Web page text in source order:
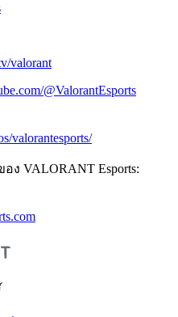
valorant
@ValorantEsports
valorantesports/
ง VALORANT Esports: